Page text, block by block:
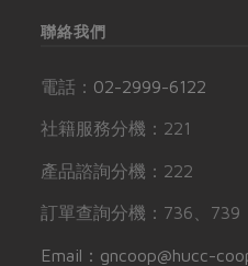
聯絡我們
電話： 02-2999-6122
社籍服務分機：221
產品諮詢分機：222
訂單查詢分機：736、739
Email：gncoop@hucc-